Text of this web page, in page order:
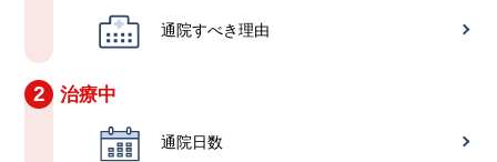
通院すべき理由
2 治療中
通院日数